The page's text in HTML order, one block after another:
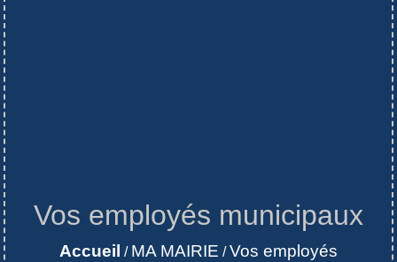
Vos employés municipaux
Accueil / MA MAIRIE /Vos employés